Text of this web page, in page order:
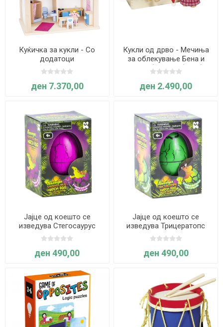
Куќичка за кукли - Со
додатоци
ден 7.370,00
Кукли од дрво - Мечиња
за облекување Бена и
Бенох (Флексибилни)
ден 2.490,00
Јајце од коешто се
изведува Стегосаурус
ден 490,00
Јајце од коешто се
изведува Трицератопс
ден 490,00